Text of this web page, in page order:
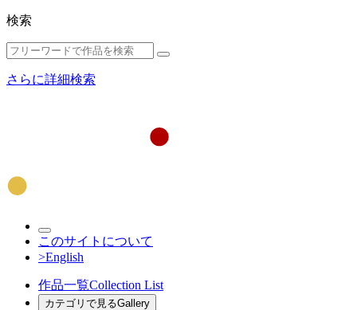
検索
さらに詳細検索
このサイトについて
>English
作品一覧Collection List
カテゴリで見るGallery